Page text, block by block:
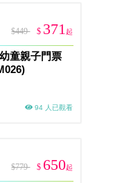
$449 $ 371起
童親子門票
94 人已觀看
$779 $ 650起